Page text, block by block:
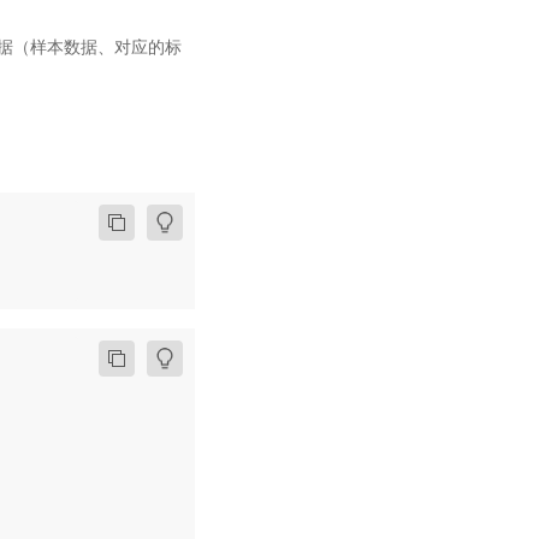
（样本数据、对应的标